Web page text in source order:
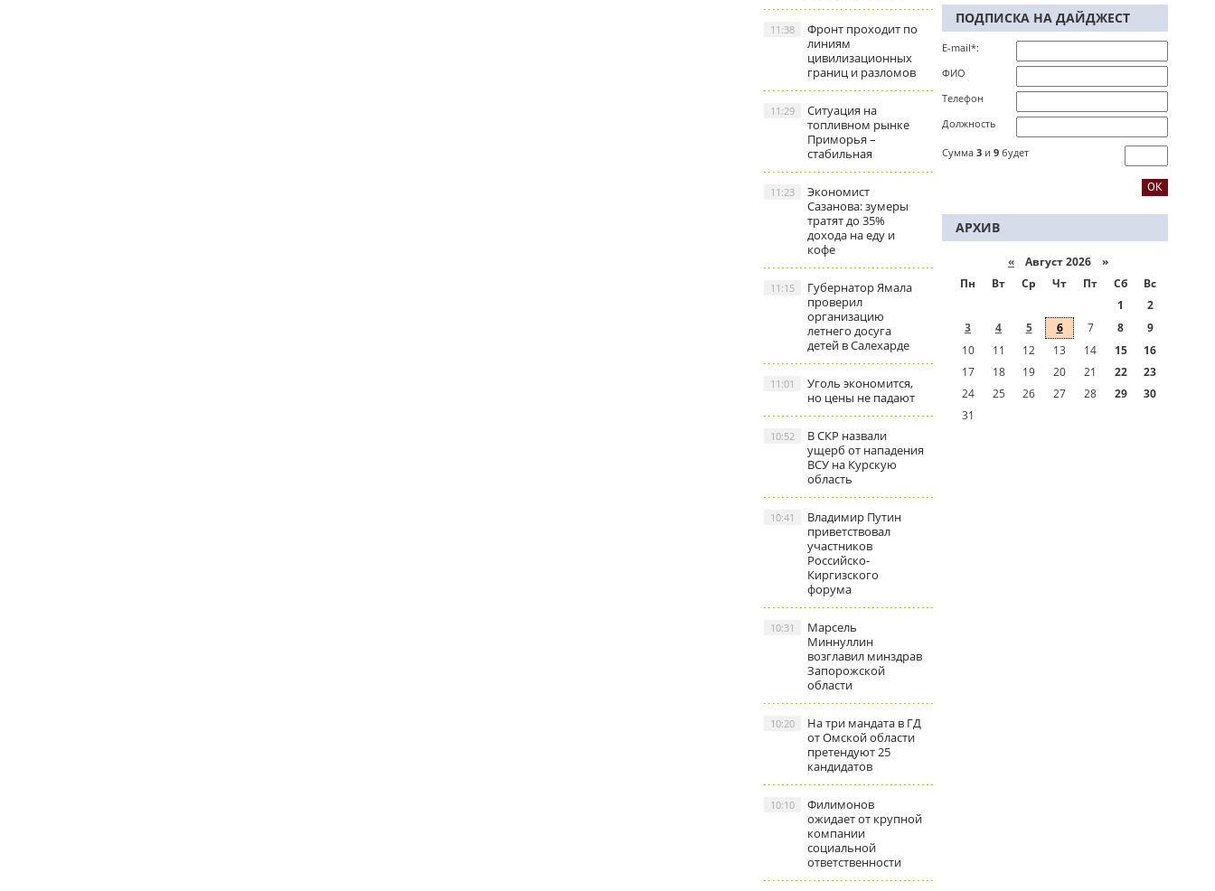
Фронт проходит по
линиям
цивилизационных
границ и разломов
11:38
Ситуация на
топливном рынке
Приморья –
стабильная
11:29
Экономист
Сазанова: зумеры
тратят до 35%
дохода на еду и
кофе
11:23
Губернатор Ямала
проверил
организацию
летнего досуга
детей в Салехарде
11:15
Уголь экономится,
но цены не падают
11:01
В СКР назвали
ущерб от нападения
ВСУ на Курскую
область
10:52
Владимир Путин
приветствовал
участников
Российско-
Киргизского
форума
10:41
Марсель
Миннуллин
возглавил минздрав
Запорожской
области
10:31
На три мандата в ГД
от Омской области
претендуют 25
кандидатов
10:20
Филимонов
ожидает от крупной
компании
социальной
ответственности
10:10
ПОДПИСКА НА ДАЙДЖЕСТ
E-mail*:
ФИО
Телефон
Должность
Сумма 3 и 9 будет
АРХИВ
« Август 2026 »
Пн
Вт Ср Чт Пт Сб
Вс
1
2
3
4 5 6 7 8
9
10
11 12 13 14 15
16
17
18 19 20 21 22
23
24
25 26 27 28 29
30
31